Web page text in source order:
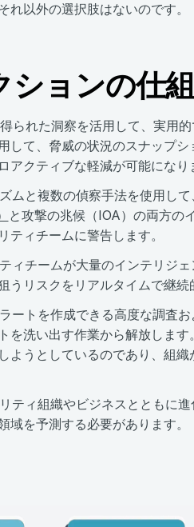
以外の選択肢はないのです。
ションの仕
られた洞察を活用して、実用
て、脅威の状況のスナップ
クティブな軽減が可能になり
と複数の偵察手法を使用して
と攻撃の兆候（IOA）の両方の
ィチームに警告します。
ィチームが大量のインテリジ
リスクをリアルタイムで継続
ートを作成できる高度な調査
洗い出す作業から解放しま
うとしているのであり、組
ティ組織やビジネスとともに
を予測する必要があります。